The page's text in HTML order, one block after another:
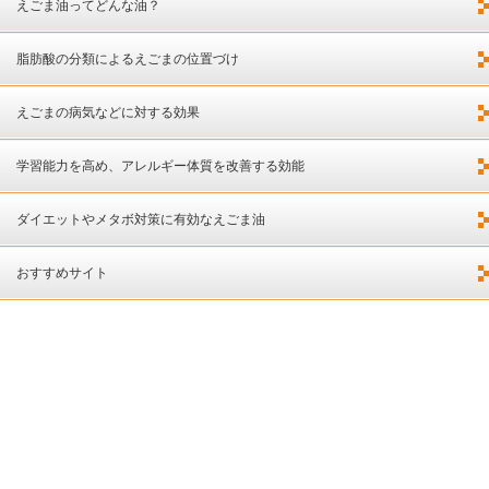
えごま油ってどんな油？
脂肪酸の分類によるえごまの位置づけ
えごまの病気などに対する効果
学習能力を高め、アレルギー体質を改善する効能
ダイエットやメタボ対策に有効なえごま油
おすすめサイト